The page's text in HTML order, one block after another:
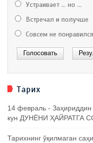
Устраивает ... но ...
Встречал и получше
Совсем не понравился
Тарих
14 февраль -
кун ДУНЁНИ ҲАЙРАТГА
Тарихнинг ўқилмаган